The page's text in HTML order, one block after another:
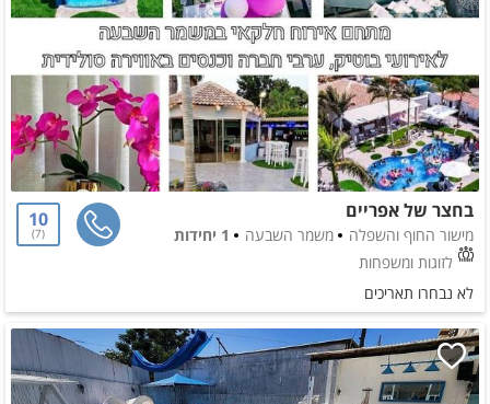
בחצר של אפריים
מישור החוף והשפלה משמר השבעה
1 יחידות
לזוגות ומשפחות
10
7
לא נבחרו תאריכים